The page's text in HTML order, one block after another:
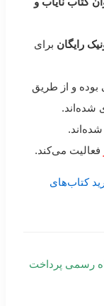
رایگان برای
و از طریق
شده‌اند.
فعالیت می‌کند.
کتاب‌های
رسمی پرداخت